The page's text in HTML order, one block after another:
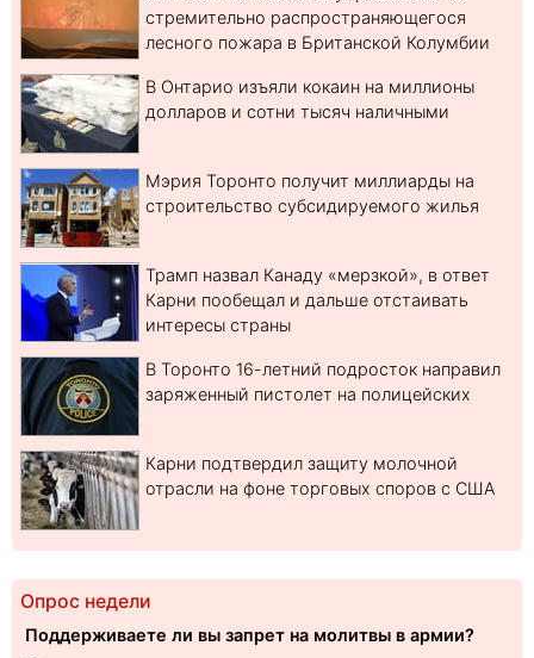
стремительно распространяющегося
лесного пожара в Британской Колумбии
В Онтарио изъяли кокаин на миллионы
долларов и сотни тысяч наличными
Мэрия Торонто получит миллиарды на
строительство субсидируемого жилья
Трамп назвал Канаду «мерзкой», в ответ
Карни пообещал и дальше отстаивать
интересы страны
В Торонто 16-летний подросток направил
заряженный пистолет на полицейских
Карни подтвердил защиту молочной
отрасли на фоне торговых споров с США
Опрос недели
Поддерживаете ли вы запрет на молитвы в армии?